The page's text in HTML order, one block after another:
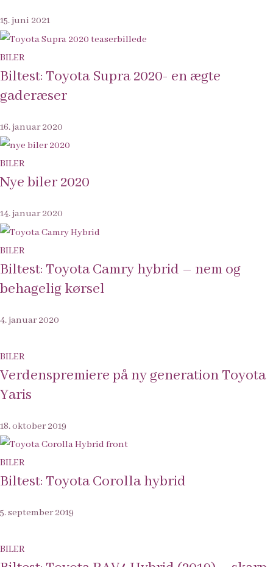
15. juni 2021
BILER
Biltest: Toyota Supra 2020- en ægte
gaderæser
16. januar 2020
BILER
Nye biler 2020
14. januar 2020
BILER
Biltest: Toyota Camry hybrid – nem og
behagelig kørsel
4. januar 2020
BILER
Verdenspremiere på ny generation Toyota
Yaris
18. oktober 2019
BILER
Biltest: Toyota Corolla hybrid
5. september 2019
BILER